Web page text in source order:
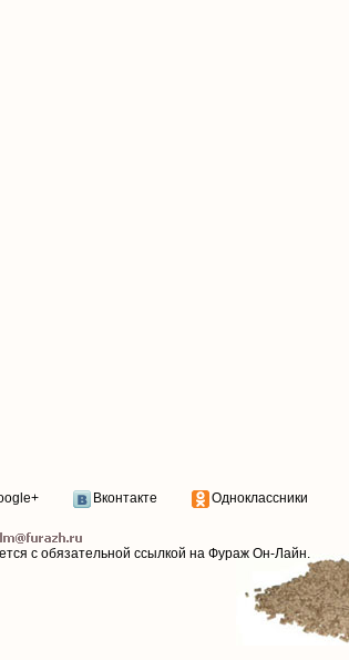
Вконтакте Одноклассники
с обязательной ссылкой на Фураж Он-Лайн.